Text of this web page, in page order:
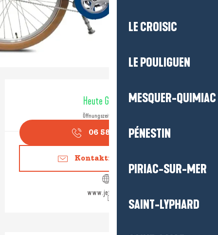
LE CROISIC
LE POULIGUEN
MESQUER-QUIMIAC
PÉNESTIN
PIRIAC-SUR-MER
SAINT-LYPHARD
Öffnungszeiten & Kontaktdaten
Heute Geöffnet
Öffnungszeiten ansehen
06 58 38 02▒▒
Kontaktieren Sie uns
www.jet-gliss.fr